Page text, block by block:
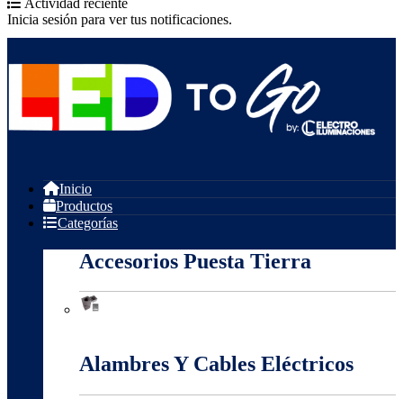
Inicia sesión para ver tus notificaciones.
Inicio
Productos
Categorías
Accesorios Puesta Tierra
Alambres Y Cables Eléctricos